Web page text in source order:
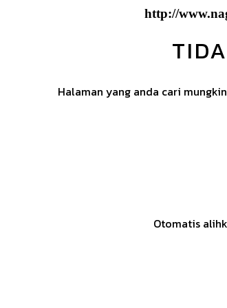
http://
Halaman yang anda cari
Otomatis